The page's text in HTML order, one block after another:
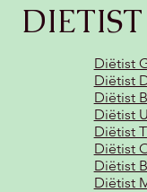
DIETIST
Diëtist
Diëtist
Diëtist
Diëtist
Diëtist
Diëtist
Diëtist
Diëtist